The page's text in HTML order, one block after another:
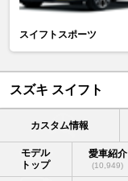
スイフトスポーツ
スズキ スイフト
カスタム情報
モデル
トップ
愛車紹介
(10,949)